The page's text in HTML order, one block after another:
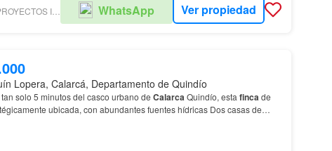
HEREDIA PROYECTOS INMOBILIARIOS SAS WhatsApp Ver propiedad
Lopera, Calarcá, Departamento de Quindío
solo 5 minutos del casco urbano de CalarcaQuindío, esta fincade
ubicada, con abundantes fuentes hídricas Dos casas de